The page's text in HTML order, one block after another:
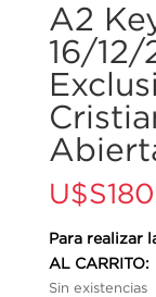
A2
16/12/
U$S
Para realizar
AL CARRITO:
Sin existencias